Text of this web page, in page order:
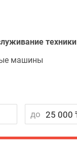
техники
машины
до